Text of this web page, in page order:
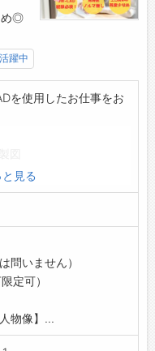
間分と時間単位でも取
前払いが可能です◎
め◎
躍中
を使用したお仕事をお
使用）
業務
期休暇もあります◎
ベートも充実
盆・年末年始
歩7分◎
ラク
と見る
問いません）
定可）
物像】...